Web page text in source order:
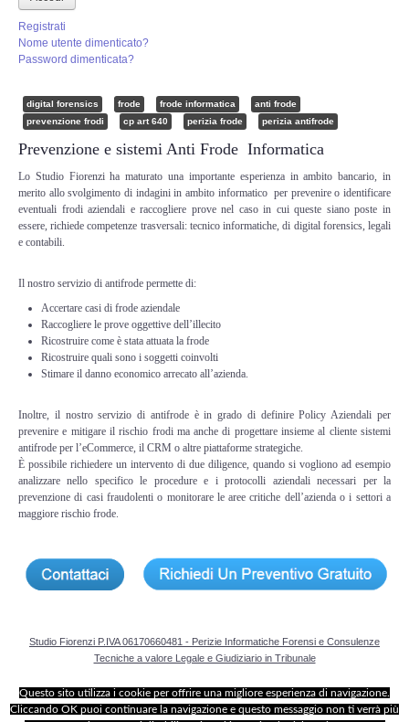
Perizia Controllo lavoratori
Perizia DVR
Perizia IoT e IIoT
Perizia Ransomware Malware
Perizia Data Breach
INDAGINI DIGITALI
Digital Intelligence OSINT
Indagini su computer
Indagini Smartphone,Tablet
Bonifiche Digitali
Forensics Readiness
Incident Response
Registrati
Nome utente dimenticato?
Password dimenticata?
digital forensics frode frode informatica
anti frode
prevenzione frodi
cp art 640 perizia frode perizia antifrode
Prevenzione e sistemi Anti Frode Informatica
Lo Studio Fiorenzi ha maturato una importante esperienza in ambito bancario, in
merito allo svolgimento di indagini in ambito informatico per prevenire o identificare
eventuali frodi aziendali e raccogliere prove nel caso in cui queste siano poste in
essere, richiede competenze trasversali: tecnico informatiche, di digital forensics, legali
e contabili.
Il nostro servizio di antifrode permette di:
Accertare casi di frode aziendale
Raccogliere le prove oggettive dell’illecito
Ricostruire come è stata attuata la frode
Ricostruire quali sono i soggetti coinvolti
Stimare il danno economico arrecato all’azienda.
Inoltre, il nostro servizio di antifrode è in grado di definire Policy Aziendali per
prevenire e mitigare il rischio frodi ma anche di progettare insieme al cliente sistemi
antifrode per l’eCommerce, il CRM o altre piattaforme strategiche.
È possibile richiedere un intervento di due diligence, quando si vogliono ad esempio
analizzare nello specifico le procedure e i protocolli aziendali necessari per la
prevenzione di casi fraudolenti o monitorare le aree critiche dell’azienda o i settori a
maggiore rischio frode.
Studio Fiorenzi P.IVA 06170660481 - Perizie Informatiche Forensi e Consulenze
Tecniche a valore Legale e Giudiziario in Tribunale
Questo sito utilizza i cookie per offrire una migliore esperienza di navigazione.
Cliccando OK puoi continuare la navigazione e questo messaggio non ti verrà più